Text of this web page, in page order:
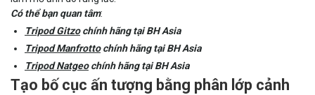
Có thể bạn quan tâm:
Tripod Gitzo chính hãng tại BH Asia
Tripod Manfrotto chính hãng tại BH Asia
Tripod Natgeochính hãng tại BH Asia
Tạo bố cục ấn tượng bằng phân lớp cảnh